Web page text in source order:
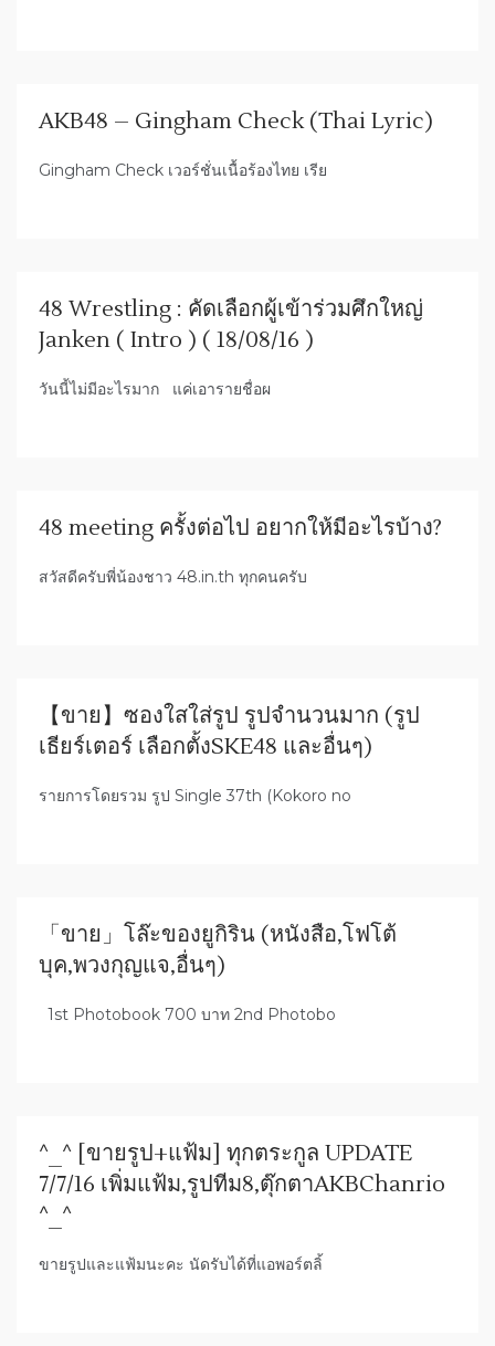
AKB48 – Gingham Check (Thai Lyric)
Gingham Check เวอร์ชั่นเนื้อร้องไทย เรีย
48 Wrestling : คัดเลือกผู้เข้าร่วมศึกใหญ่
Janken ( Intro ) ( 18/08/16 )
วันนี้ไม่มีอะไรมาก แค่เอารายชื่อผ
48 meeting ครั้งต่อไป อยากให้มีอะไรบ้าง?
สวัสดีครับพี่น้องชาว 48.in.th ทุกคนครับ
【ขาย】ซองใสใส่รูป รูปจำนวนมาก (รูป
เธียร์เตอร์ เลือกตั้งSKE48 และอื่นๆ)
รายการโดยรวม รูป Single 37th (Kokoro no
「ขาย」โล๊ะของยูกิริน (หนังสือ,โฟโต้
บุค,พวงกุญแจ,อื่นๆ)
1st Photobook 700 บาท 2nd Photobo
^_^ [ขายรูป+แฟ้ม] ทุกตระกูล UPDATE
7/7/16 เพิ่มแฟ้ม,รูปทีม8,ตุ๊กตาAKBChanrio
^_^
ขายรูปและแฟ้มนะคะ นัดรับได้ที่แอพอร์ตลิ้